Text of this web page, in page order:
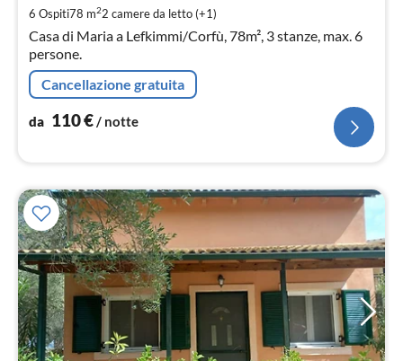
6 Ospiti78 m22 camere da letto (+1)
Casa di Maria a Lefkimmi/Corfù, 78m², 3 stanze, max. 6
persone.
Cancellazione gratuita
da 110€/ notte